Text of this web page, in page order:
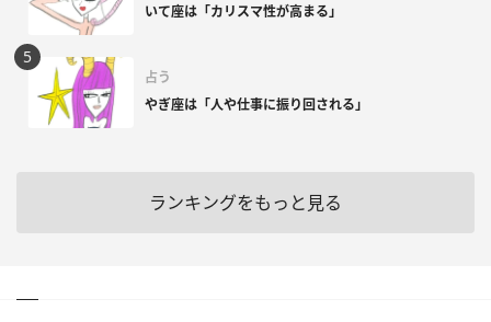
いて座は「カリスマ性が高まる」
占う
やぎ座は「人や仕事に振り回される」
ランキングをもっと見る